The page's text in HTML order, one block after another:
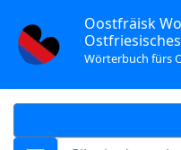
Oostfräisk
Wörterbuch fürs